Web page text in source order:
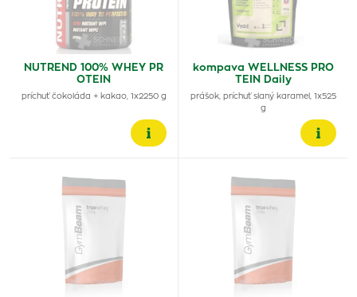
NUTREND 100% WHEY PR
OTEIN
príchuť čokoláda + kakao, 1x2250 g
kompava WELLNESS PRO
TEIN Daily
prášok, príchuť slaný karamel, 1x525
g